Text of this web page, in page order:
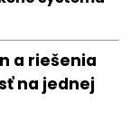
a riešenia
na jednej